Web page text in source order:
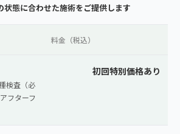
状態に合わせた施術をご提供します
料金（税込）
検査（必
フターフ
初回特別価格あり